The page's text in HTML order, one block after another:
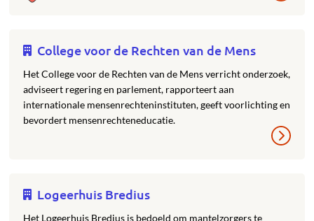
College voor de Rechten van de Mens
Het College voor de Rechten van de Mens verricht onderzoek,
adviseert regering en parlement, rapporteert aan
internationale mensenrechteninstituten, geeft voorlichting en
bevordert mensenrechteneducatie.
Logeerhuis Bredius
Het Logeerhuis Bredius is bedoeld om mantelzorgers te